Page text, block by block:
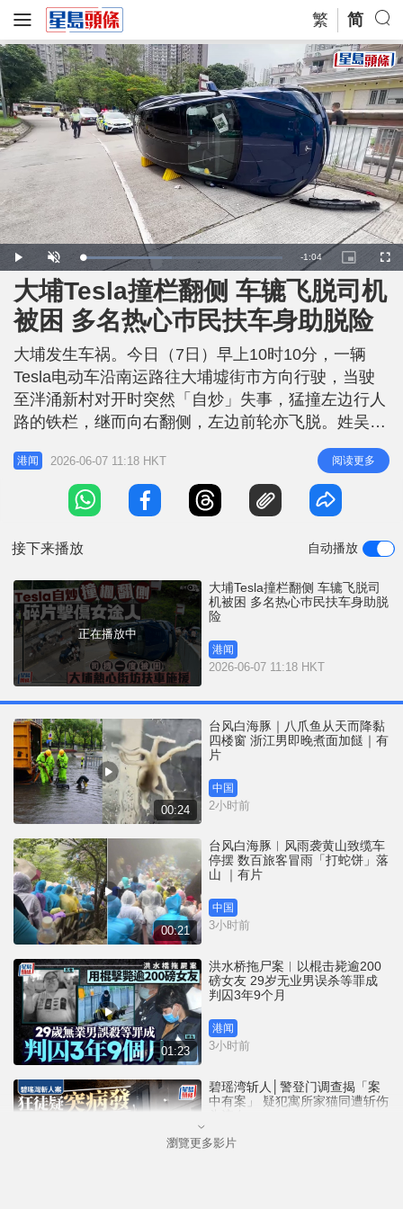
繁 简
P
l
y
U
n
m
u
t
e
L
o
a
d
e
d
:
4
5
1
4
%
R
e
m
n
i
e
-1:04
P
i
c
t
u
e
i
-
P
i
c
u
r
F
u
s
c
大埔Tesla撞栏翻侧 车辘飞脱司机
被困 多名热心巿民扶车身助脱险
大埔发生车祸。今日（7日）早上10时10分，一辆
Tesla电动车沿南运路往大埔墟街市方向行驶，当驶
至泮涌新村对开时突然「自炒」失事，猛撞左边行人
路的铁栏，继而向右翻侧，左边前轮亦飞脱。姓吴
（41岁）男司机被困于车内，一名姓黎（68岁）女途
人被碎片击中受伤。 现场所见，事发后受伤的女途
人坐在路旁待救。多名热心市民见Tesla翻侧，纷纷
上前协助救人，其后司机获救自行爬出车厢。警方及
港闻 2026-06-07 11:18 HKT 阅读更多
接下来播放 自动播放
正在播放中
大埔Tesla撞栏翻侧 车辘飞脱司
机被困 多名热心巿民扶车身助脱
险
港闻
2026-06-07 11:18 HKT
00:24
台风白海豚｜八爪鱼从天而降黏
四楼窗 浙江男即晚煮面加餸｜有
片
中国
2小时前
00:21
台风白海豚︱风雨袭黄山致缆车
停摆 数百旅客冒雨「打蛇饼」落
山 ｜有片
中国
3小时前
01:23
洪水桥拖尸案︱以棍击毙逾200
磅女友 29岁无业男误杀等罪成
判囚3年9个月
港闻
3小时前
碧瑶湾斩人│警登门调查揭「案
中有案」 疑犯寓所家猫同遭斩伤
港闻
瀏覽更多影片